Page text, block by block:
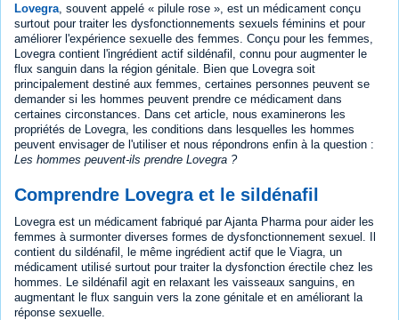
Lovegra , souvent appelé « pilule rose », est un médicament conçu
surtout pour traiter les dysfonctionnements sexuels féminins et pour
améliorer l'expérience sexuelle des femmes. Conçu pour les femmes,
Lovegra contient l'ingrédient actif sildénafil, connu pour augmenter le
flux sanguin dans la région génitale. Bien que Lovegra soit
principalement destiné aux femmes, certaines personnes peuvent se
demander si les hommes peuvent prendre ce médicament dans
certaines circonstances. Dans cet article, nous examinerons les
propriétés de Lovegra, les conditions dans lesquelles les hommes
peuvent envisager de l'utiliser et nous répondrons enfin à la question :
Les hommes peuvent-ils prendre Lovegra ?
Comprendre Lovegra et le sildénafil
Lovegra est un médicament fabriqué par Ajanta Pharma pour aider les
femmes à surmonter diverses formes de dysfonctionnement sexuel. Il
contient du sildénafil, le même ingrédient actif que le Viagra, un
médicament utilisé surtout pour traiter la dysfonction érectile chez les
hommes. Le sildénafil agit en relaxant les vaisseaux sanguins, en
augmentant le flux sanguin vers la zone génitale et en améliorant la
réponse sexuelle.